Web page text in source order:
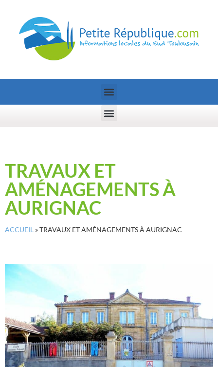
TRAVAUX ET
AMÉNAGEMENTS À
AURIGNAC
ACCUEIL »TRAVAUX ET AMÉNAGEMENTS À AURIGNAC